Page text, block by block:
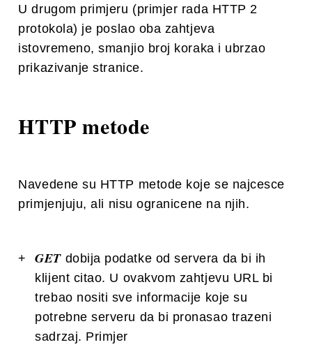
U drugom primjeru (primjer rada HTTP 2
protokola) je poslao oba zahtjeva
istovremeno, smanjio broj koraka i ubrzao
prikazivanje stranice.
HTTP metode
Navedene su HTTP metode koje se najcesce
primjenjuju, ali nisu ogranicene na njih.
GETdobija podatke od servera da bi ih
klijent citao. U ovakvom zahtjevu URL bi
trebao nositi sve informacije koje su
potrebne serveru da bi pronasao trazeni
sadrzaj. Primjer